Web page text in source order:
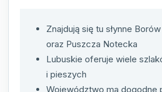
Znajdują się tu słynne
oraz Puszcza Notecka
Lubuskie oferuje wiele
i pieszych
Województwo ma dogodne